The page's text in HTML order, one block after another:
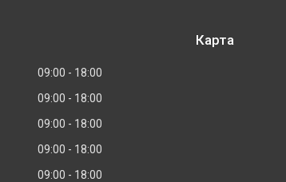
09:00
18:00
09:00
18:00
09:00
18:00
09:00
18:00
09:00
18:00
Карта